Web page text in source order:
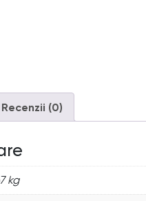
Recenzii (0)
kg